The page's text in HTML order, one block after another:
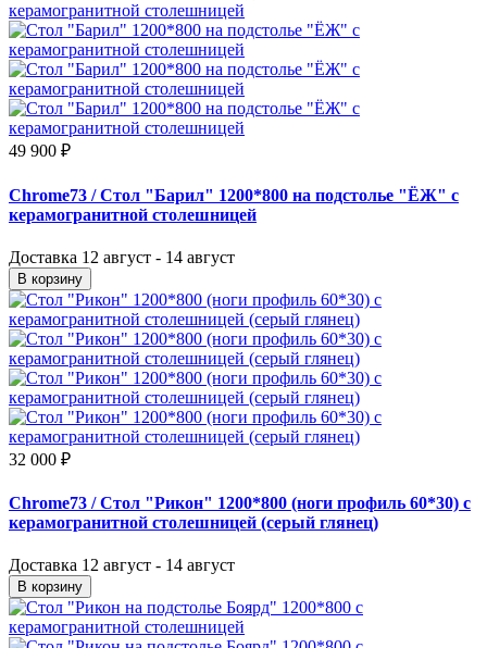
49 900 ₽
Chrome73 / Стол "Барил" 1200*800 на подстолье "ЁЖ" с
керамогранитной столешницей
Доставка 12 август - 14 август
В корзину
32 000 ₽
Chrome73 / Стол "Рикон" 1200*800 (ноги профиль 60*30) с
керамогранитной столешницей (серый глянец)
Доставка 12 август - 14 август
В корзину